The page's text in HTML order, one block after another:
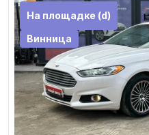
На площадке (d)
Винница